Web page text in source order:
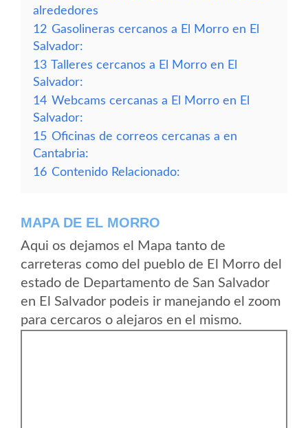
alrededores
12 Gasolineras cercanos a El Morro en El
Salvador:
13 Talleres cercanos a El Morro en El
Salvador:
14 Webcams cercanas a El Morro en El
Salvador:
15 Oficinas de correos cercanas a en
Cantabria:
16 Contenido Relacionado:
MAPA DE EL MORRO
Aqui os dejamos el Mapa tanto de
carreteras como del pueblo de El Morro del
estado de Departamento de San Salvador
en El Salvador podeis ir manejando el zoom
para cercaros o alejaros en el mismo.